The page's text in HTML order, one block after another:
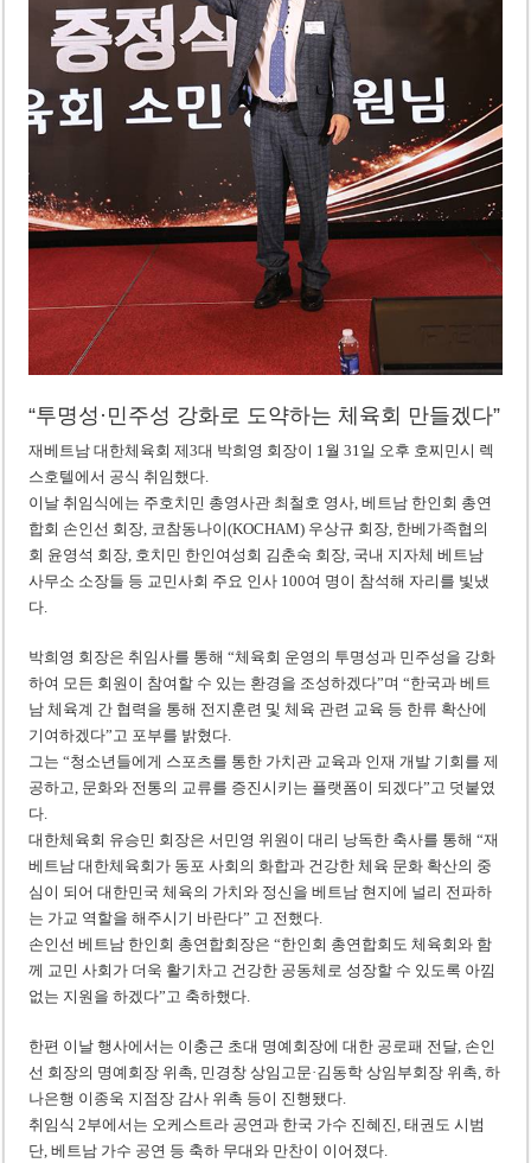
“투명성·민주성 강화로 도약하는 체육회 만들겠다”
재베트남 대한체육회 제3대 박희영 회장이 1월 31일 오후 호찌민시 렉
스호텔에서 공식 취임했다.
이날 취임식에는 주호치민 총영사관 최철호 영사, 베트남 한인회 총연
합회 손인선 회장, 코참동나이(KOCHAM) 우상규 회장, 한베가족협의
회 윤영석 회장, 호치민 한인여성회 김춘숙 회장, 국내 지자체 베트남
사무소 소장들 등 교민사회 주요 인사 100여 명이 참석해 자리를 빛냈
다.
박희영 회장은 취임사를 통해 “체육회 운영의 투명성과 민주성을 강화
하여 모든 회원이 참여할 수 있는 환경을 조성하겠다”며 “한국과 베트
남 체육계 간 협력을 통해 전지훈련 및 체육 관련 교육 등 한류 확산에
기여하겠다”고 포부를 밝혔다.
그는 “청소년들에게 스포츠를 통한 가치관 교육과 인재 개발 기회를 제
공하고, 문화와 전통의 교류를 증진시키는 플랫폼이 되겠다”고 덧붙였
다.
대한체육회 유승민 회장은 서민영 위원이 대리 낭독한 축사를 통해 “재
베트남 대한체육회가 동포 사회의 화합과 건강한 체육 문화 확산의 중
심이 되어 대한민국 체육의 가치와 정신을 베트남 현지에 널리 전파하
는 가교 역할을 해주시기 바란다” 고 전했다.
손인선 베트남 한인회 총연합회장은 “한인회 총연합회도 체육회와 함
께 교민 사회가 더욱 활기차고 건강한 공동체로 성장할 수 있도록 아낌
없는 지원을 하겠다”고 축하했다.
한편 이날 행사에서는 이충근 초대 명예회장에 대한 공로패 전달, 손인
선 회장의 명예회장 위촉, 민경창 상임고문·김동학 상임부회장 위촉, 하
나은행 이종욱 지점장 감사 위촉 등이 진행됐다.
취임식 2부에서는 오케스트라 공연과 한국 가수 진혜진, 태권도 시범
단, 베트남 가수 공연 등 축하 무대와 만찬이 이어졌다.